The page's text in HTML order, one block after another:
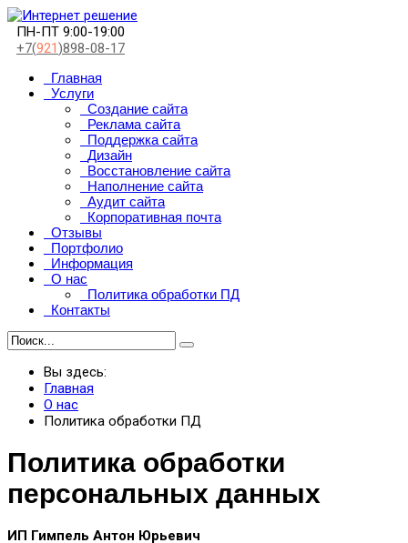
ПН-ПТ 9:00-19:00
+7(921)898-08-17
Главная
Услуги
Создание сайта
Реклама сайта
Поддержка сайта
Дизайн
Восстановление сайта
Наполнение сайта
Аудит сайта
Корпоративная почта
Отзывы
Портфолио
Информация
О нас
Политика обработки ПД
Контакты
Вы здесь:
Главная
О нас
Политика обработки ПД
Политика обработки
персональных данных
ИП Гимпель Антон Юрьевич